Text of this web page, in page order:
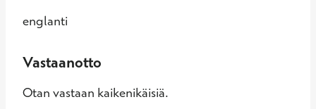
englanti
Vastaanotto
Otan vastaan kaikenikäisiä.